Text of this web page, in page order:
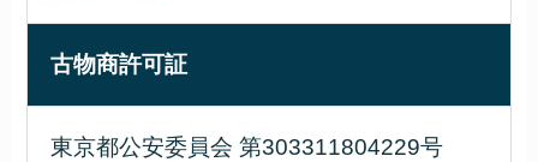
古物商許可証
東京都公安委員会 第303311804229号